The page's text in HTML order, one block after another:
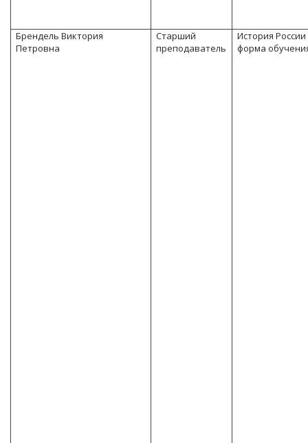
Брендель Виктория
Петровна
Старший
преподаватель
История
форма